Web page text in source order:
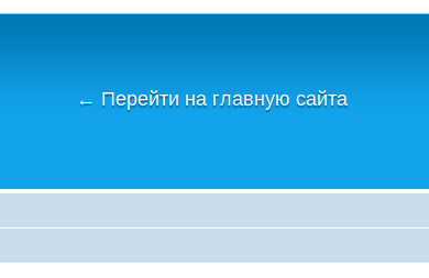
← Перейти на главную сайта